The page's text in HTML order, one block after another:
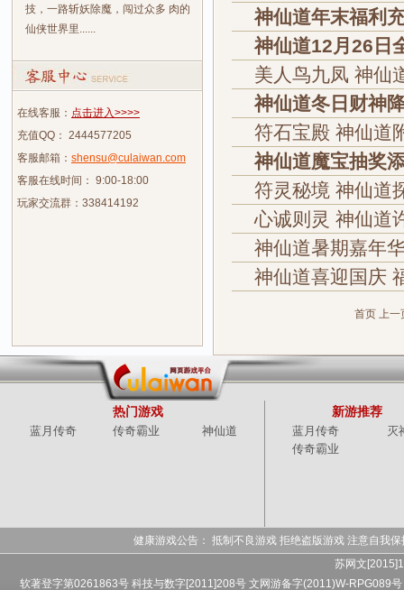
技，一路斩妖除魔，闯过众多 肉的
仙侠世界里......
在线客服： 点击进入>>>>
充值QQ： 2444577205
客服邮箱： shensu@culaiwan.com
客服在线时间： 9:00-18:00
玩家交流群：338414192
神仙道年末福利
神仙道12月26日
美人鸟九凤 神仙
神仙道冬日财神
符石宝殿 神仙道
神仙道魔宝抽奖
符灵秘境 神仙道
心诚则灵 神仙道
神仙道暑期嘉年
神仙道喜迎国庆
首页 上一
热门游戏
蓝月传奇 传奇霸业 神仙道
新游推荐
蓝月传奇
灭
传奇霸业
健康游戏公告： 抵制不良游戏 拒绝盗版游戏 注意自我
苏网文
软著登字第0261863号 科技与数字[2011]208号 文网游备字(2011)W-RPG089号